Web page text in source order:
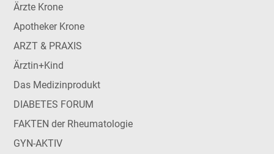
Ärzte Krone
Apotheker Krone
ARZT & PRAXIS
Ärztin+Kind
Das Medizinprodukt
DIABETES FORUM
FAKTEN der Rheumatologie
GYN-AKTIV